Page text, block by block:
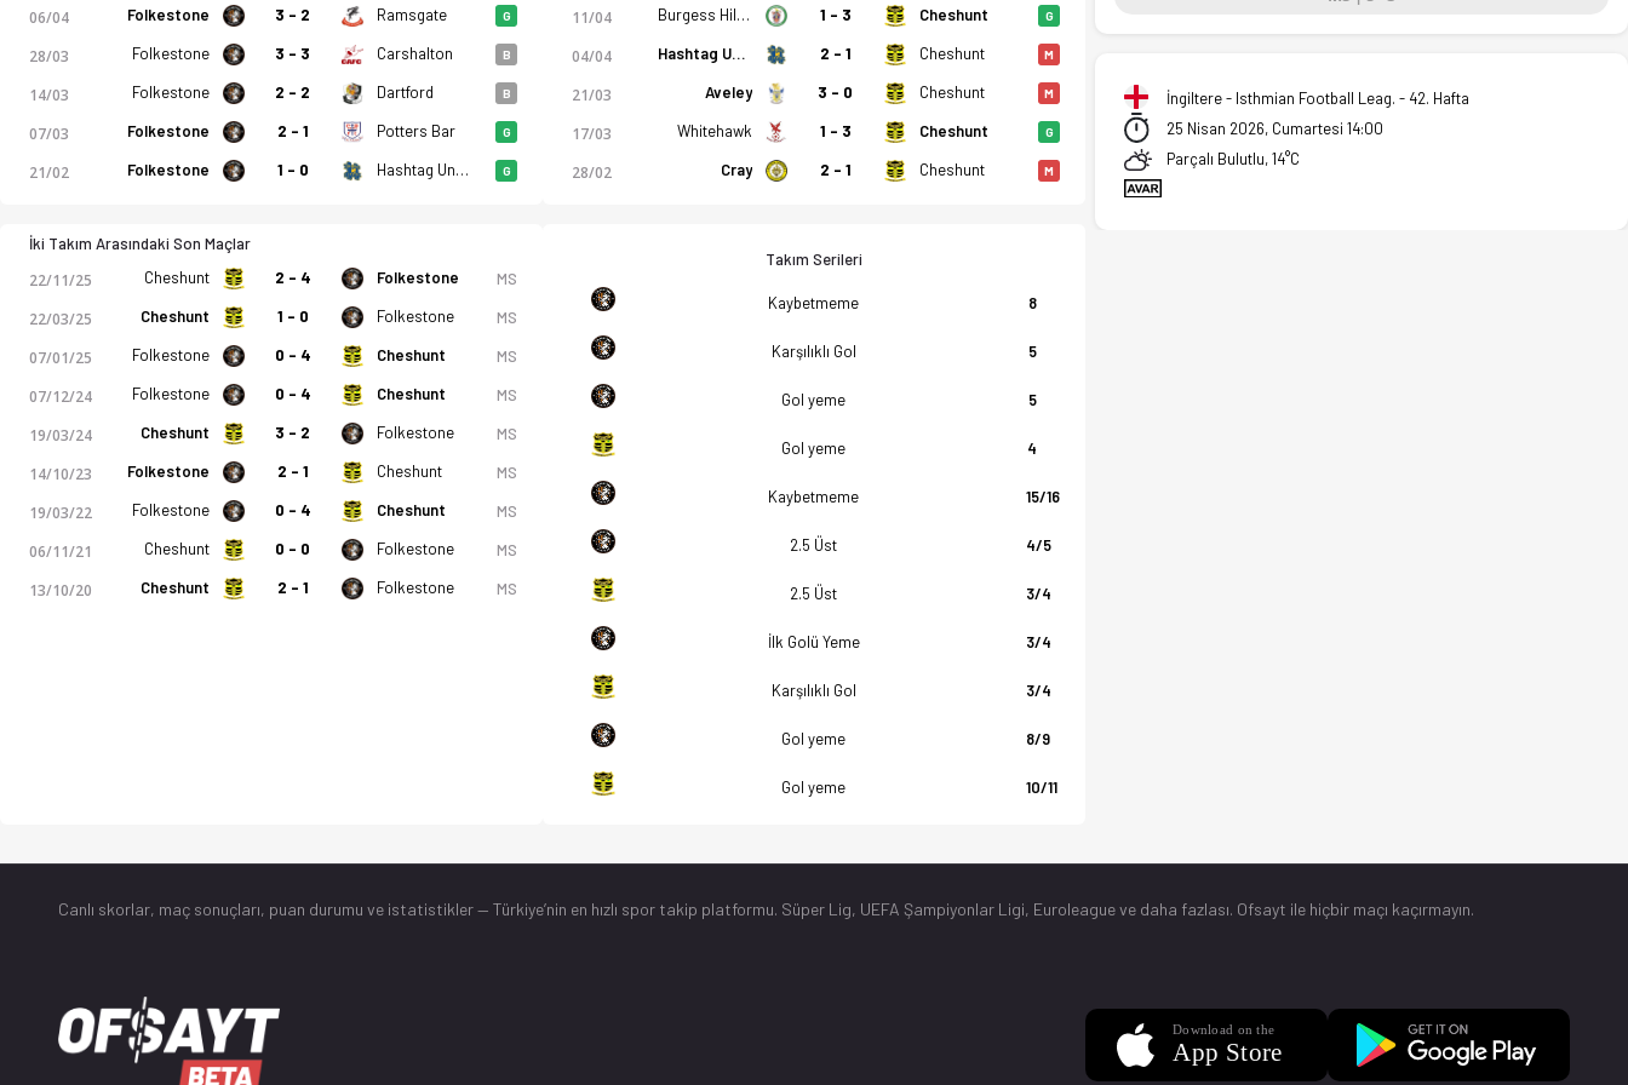
06/04 Folkestone 3 - 2 Ramsgate G
28/03 Folkestone 3 - 3 Carshalton B
14/03 Folkestone 2 - 2 Dartford B
07/03 Folkestone 2 - 1 Potters Bar G
21/02 Folkestone 1 - 0 Hashtag United G
11/04 Burgess Hill Town 1 - 3 Cheshunt G
04/04 Hashtag United 2 - 1 Cheshunt M
21/03 Aveley 3 - 0 Cheshunt M
17/03 Whitehawk 1 - 3 Cheshunt G
28/02 Cray 2 - 1 Cheshunt M
İki Takım Arasındaki Son Maçlar
22/11/25 Cheshunt 2 - 4 Folkestone MS
22/03/25 Cheshunt 1 - 0 Folkestone MS
07/01/25 Folkestone 0 - 4 Cheshunt MS
07/12/24 Folkestone 0 - 4 Cheshunt MS
19/03/24 Cheshunt 3 - 2 Folkestone MS
14/10/23 Folkestone 2 - 1 Cheshunt MS
19/03/22 Folkestone 0 - 4 Cheshunt MS
06/11/21 Cheshunt 0 - 0 Folkestone MS
13/10/20 Cheshunt 2 - 1 Folkestone MS
Takım Serileri
Kaybetmeme 8
Karşılıklı Gol 5
Gol yeme 5
Gol yeme 4
Kaybetmeme 15/16
2.5 Üst 4/5
2.5 Üst 3/4
İlk Golü Yeme 3/4
Karşılıklı Gol 3/4
Gol yeme 8/9
Gol yeme 10/11
İngiltere - Isthmian Football Leag. - 42. Hafta
25 Nisan 2026, Cumartesi 14:00
Parçalı Bulutlu, 14°C
Canlı skorlar, maç sonuçları, puan durumu ve istatistikler — Türkiye’nin en hızlı spor takip platformu. Süper Lig, UEFA Şampiyonlar Ligi, Euroleague ve daha fazlası. Ofsayt ile hiçbir maçı kaçırmayın.